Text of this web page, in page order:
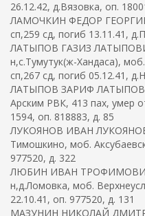
26.12.42, д.Вязовка, оп.
ЛАМОЧКИН ФЕДОР
сп,259 сд, погиб 13.11.41,
ЛАТЫПОВ ГАЗИЗ
н,с.Тумутук(ж-Хандаса),
сп,267 сд, погиб 05.12.41,
ЛАТЫПОВ ЗАРИФ
Арским РВК, 413 пах, умер
1594, оп. 818883, д. 85
ЛУКОЯНОВ ИВАН
Тимошкино, моб.
977520, д. 322
ЛЮБИН ИВАН ТРОФИМОВИЧ,
н,д.Ломовка, моб.
22.10.41, оп. 977520, д. 131
МАЗУНИН НИКОЛАЙ